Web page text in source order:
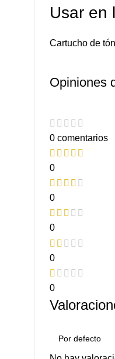
Usar en
Cartucho de
Opiniones
0 comentarios
0
0
0
0
0